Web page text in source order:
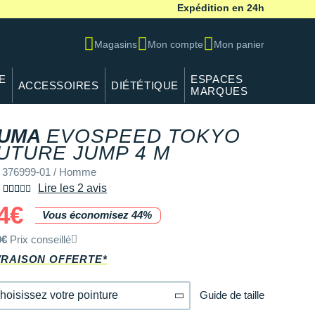
Expédition en 24h
Magasins Mon compte Mon panier
ACCESSOIRES DIÉTÉTIQUE
ESPACES
MARQUES
EVOSPEED TOKYO
JUMP 4 M
376999-01 / Homme
Lire les 2 avis
Vous économisez 44%
Prix conseillé
OFFERTE*
votre pointure Guide de taille